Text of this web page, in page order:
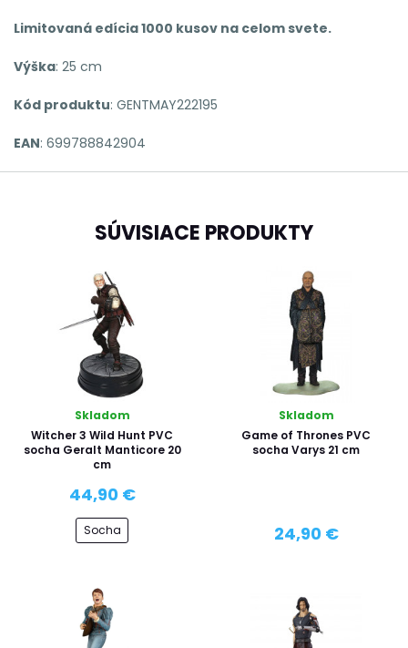
Limitovaná edícia 1000 kusov na celom svete.
Výška: 25 cm
Kód produktu: GENTMAY222195
EAN: 699788842904
SÚVISIACE PRODUKTY
Skladom
Witcher 3 Wild Hunt PVC
socha Geralt Manticore 20
cm
44,90 €
Socha
Skladom
Game of Thrones PVC
socha Varys 21 cm
24,90 €